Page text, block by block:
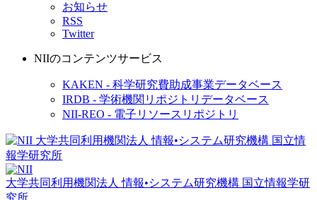
お知らせ
RSS
Twitter
NIIのコンテンツサービス
KAKEN - 科学研究費助成事業データベース
IRDB - 学術機関リポジトリデータベース
NII-REO - 電子リソースリポジトリ
大学共同利用機関法人 情報•システム研究機構 国立情報学研